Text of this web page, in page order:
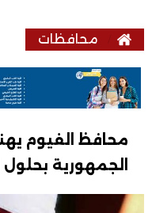
محافظات
محافظ الفيوم
الجمهورية بحلول